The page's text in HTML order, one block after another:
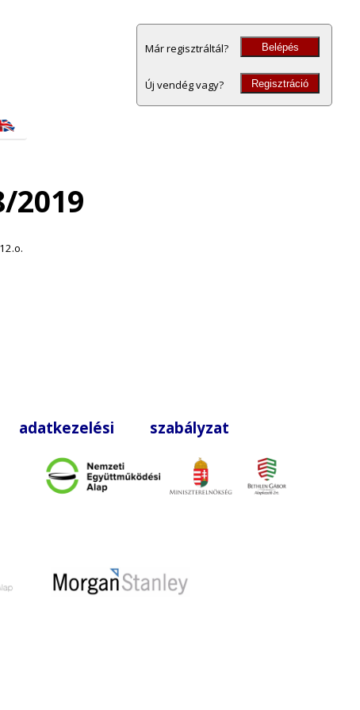
Már regisztráltál? Belépés
Új vendég vagy? Regisztráció
2019
adatkezelési szabályzat